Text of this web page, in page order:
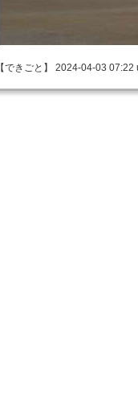
【できごと】 2024-04-03